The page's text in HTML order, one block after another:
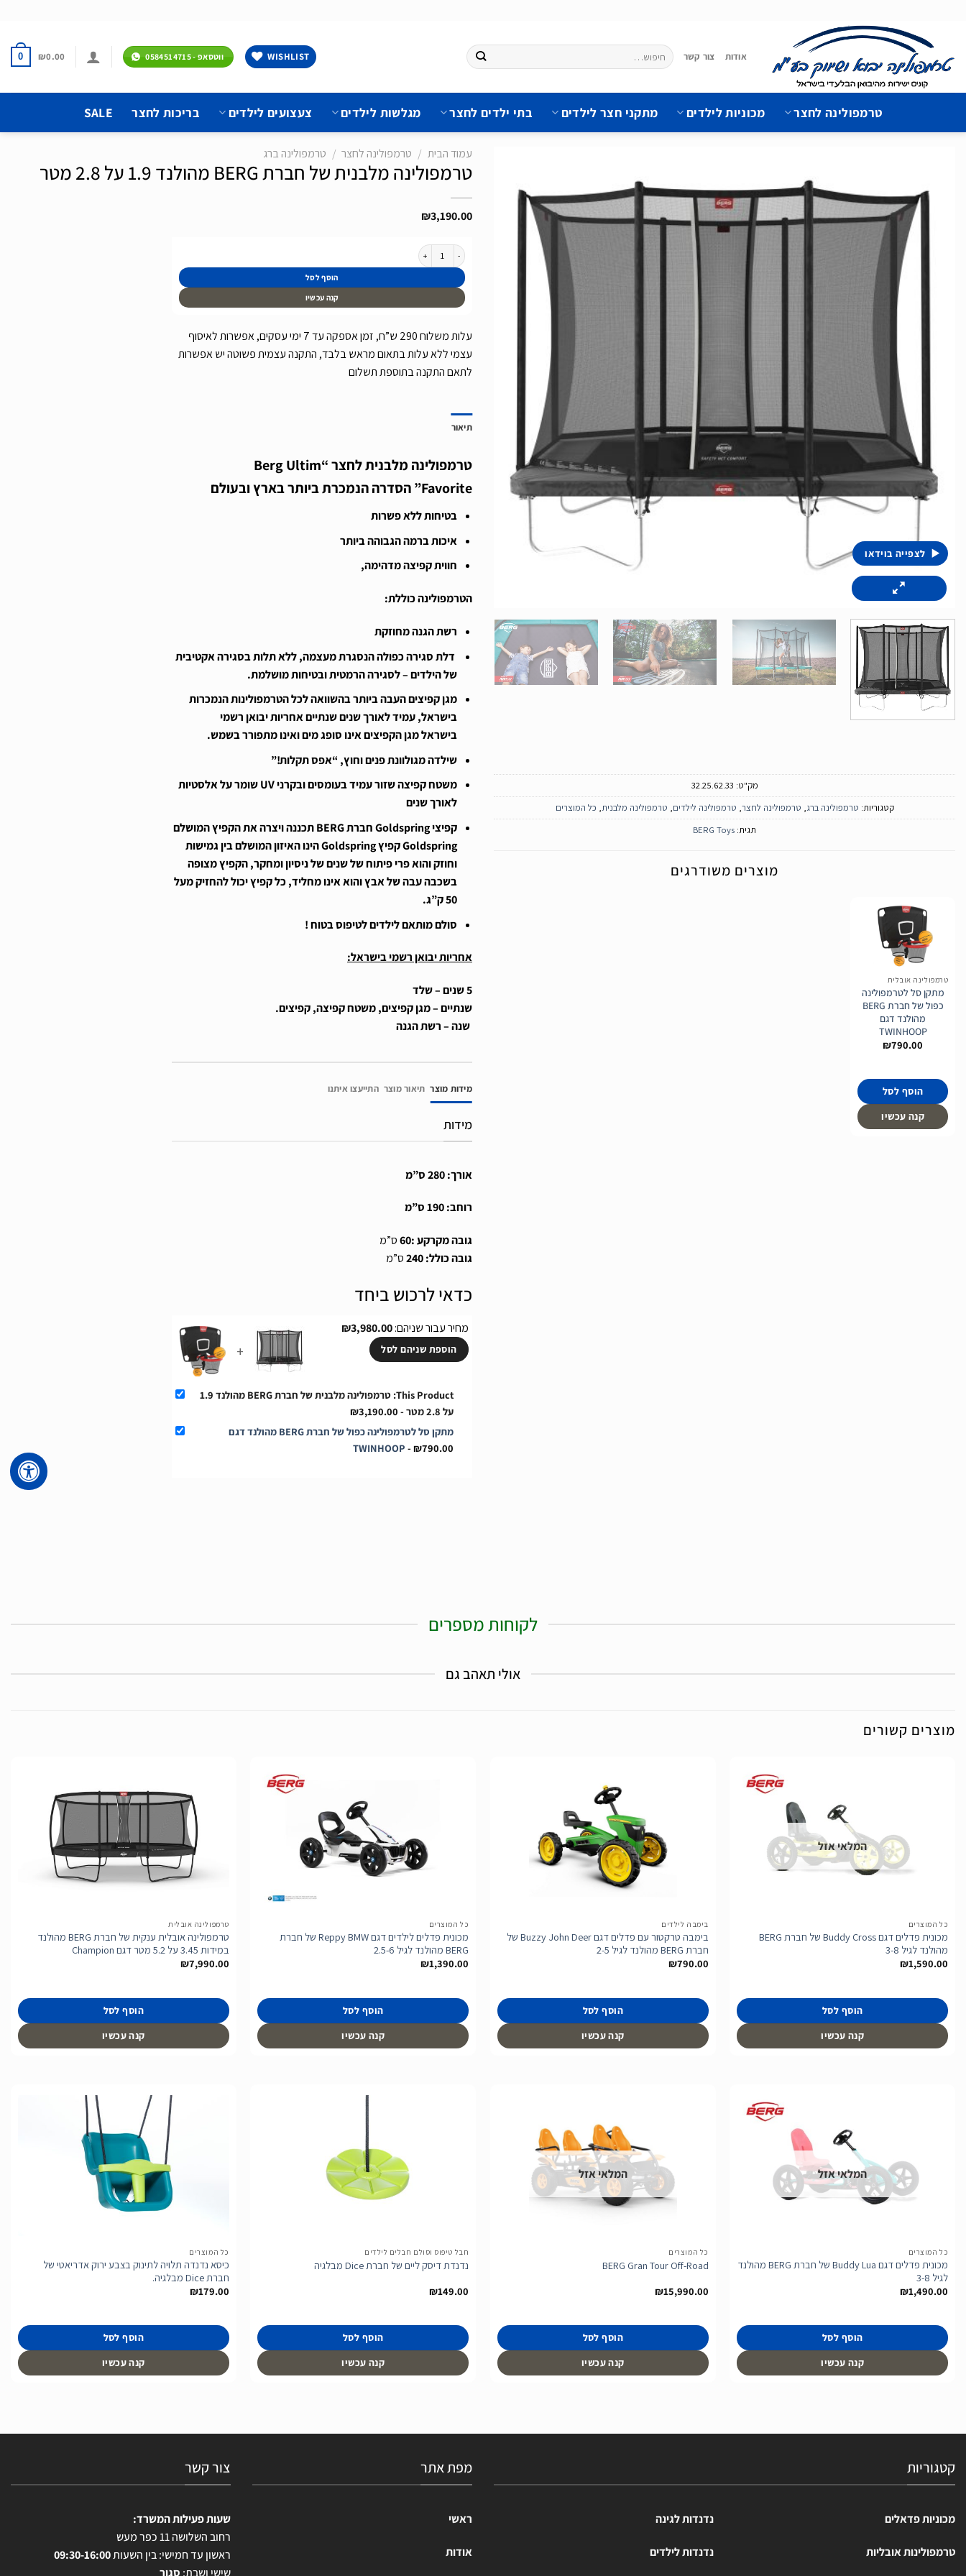
content
אודות צור קשר
חיפוש
עבור:
WISHLIST ווטסאפ - 0584514715 ₪0.00
0
טרמפולינה לחצר מכוניות לילדים מתקני חצר לילדים בתי ילדים לחצר מגלשות לילדים צעצועים לילדים בריכות לחצר SALE
לצפייה בוידאו
מק"ט: 32.25.62.33
קטגוריות: טרמפולינה ברג, טרמפולינה לחצר, טרמפולינה לילדים, טרמפולינה מלבנית, כל המוצרים
תגית: BERG Toys
מוצרים משודרגים
טרמפולינה אובלית
מתקן סל לטרמפולינה
כפול של חברת BERG
מהולנד דגם
TWINHOOP
₪790.00
הוסף לסל
קנה עכשיו
עמוד הבית / טרמפולינה לחצר / טרמפולינה ברג
טרמפולינה מלבנית של חברת BERG מהולנד 1.9 על 2.8 מטר
₪3,190.00
כמות של טרמפולינה מלבנית של חברת BERG מהולנד 1.9 על 2.8 מטר
הוסף לסל
קנה עכשיו
עלות משלוח 290 ש”ח, זמן אספקה עד 7 ימי עסקים, אפשרות לאיסוף
עצמי ללא עלות בתאום מראש בלבד, התקנה עצמית פשוטה יש אפשרות
לתאם התקנה בתוספת תשלום
תיאור
טרמפולינה מלבנית לחצר “Berg Ultim
Favorite” הסדרה הנמכרת ביותר בארץ ובעולם
בטיחות ללא פשרות
איכות ברמה הגבוהה ביותר
חווית קפיצה מדהימה,
הטרמפולינה כוללת:
רשת הגנה מחוזקת
דלת סגירה כפולה הנסגרת מעצמה, ללא תלות בסגירה אקטיבית
של הילדים – לסגירה הרמטית ובטיחות מושלמת.
מגן קפיצים העבה ביותר בהשוואה לכל הטרמפולינות הנמכרות
בישראל, עמיד לאורך שנים שנתיים אחריות יבואן רשמי
בישראלמגן הקפיצים אינו סופג מים ואינו מתפורר בשמש.
שילדה מגולוונת פנים וחוץ, “אפס תקלות!”
משטח קפיצהשזור עמיד בעומסים ובקרניUV
שומר על אלסטיות
לאורך שנים
קפיציGoldspring חברתBERG
תכננה ויצרה את הקפיץ המושלם
GoldspringקפיץGoldspring
הינו האיזון המושלם בין גמישות
וחוזק והוא פרי פיתוח של שנים של ניסיון ומחקר, הקפיץ מצופה
בשכבה עבה של אבץ והוא אינו מחליד, כל קפיץ יכול להחזיק מעל
50 ק”ג
.
סולם מותאם לילדים לטיפוס בטוח!
אחריות יבואן רשמי בישראל:
5שנים – שלד
שנתיים – מגן קפיצים, משטח קפיצה, קפיצים.
שנה – רשת הגנה
מידות מוצר תיאור מוצר התייעצו איתנו
מידות
אורך: 280 ס”מ
רוחב: 190 ס”מ
גובה מקרקע :60
ס”מ
גובה כולל:240ס”מ
כדאי לרכוש ביחד
+
מחיר עבור שניהם: ₪3,980.00
הוספת שניהם לסל
This Product: טרמפולינה מלבנית של חברת BERG מהולנד 1.9
על 2.8 מטר
-
₪3,190.00
מתקן סל לטרמפולינה כפול של חברת BERG מהולנד דגם
TWINHOOP-₪790.00
לקוחות מספרים
אולי תאהב גם
מוצרים קשורים
המלאי אזל
כל המוצרים
מכונית פדלים דגם Buddy Cross של חברת BERG
מהולנד לגיל 3-8
₪1,590.00
הוסף לסל
קנה עכשיו
בימבה לילדים
בימבה טרקטור עם פדלים דגם Buzzy John Deer של
חברת BERG מהולנד לגיל 2-5
₪790.00
הוסף לסל
קנה עכשיו
כל המוצרים
מכונית פדלים לילדים דגם Reppy BMW של חברת
BERG מהולנד לגיל 2.5-6
₪1,390.00
הוסף לסל
קנה עכשיו
טרמפולינה אובלית
טרמפולינה אובלית ענקית של חברת BERG מהולנד
במידות 3.45 על 5.2 מטר דגם Champion
₪7,990.00
הוסף לסל
קנה עכשיו
המלאי אזל
כל המוצרים
מכונית פדלים דגם Buddy Lua של חברת BERG מהולנד
לגיל 3-8
₪1,490.00
הוסף לסל
קנה עכשיו
המלאי אזל
כל המוצרים
BERG Gran Tour Off-Road
₪15,990.00
הוסף לסל
קנה עכשיו
חבל טיפוס וסולם חבלים לילדים
נדנדת דיסק ליים של חברת Dice מבלגיה
₪149.00
הוסף לסל
קנה עכשיו
כל המוצרים
כיסא נדנדה תלויה לתינוק בצבע ירוק אדריאטי של
חברת Dice מבלגיה.
₪179.00
הוסף לסל
קנה עכשיו
קטגוריות
מכוניות פדאלים
טרמפולינות אובליות
נדנדות לגינה
נדנדות לילדים
מפת אתר
ראשי
אודות
צור קשר
שעות פעילות המשרד:
רחוב השלושה 11 כפר מעש
ראשון עד חמישי: בין השעות09:30-16:00
שישי ושבת: סגור